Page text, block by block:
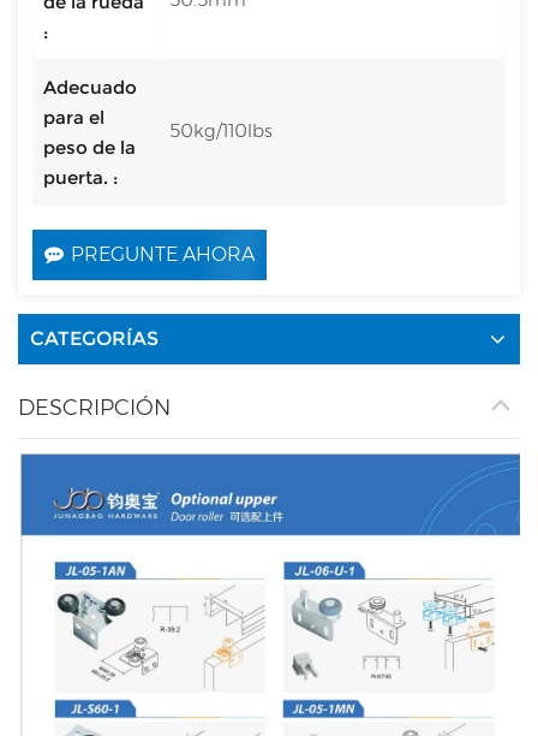
:
Adecuado
para el
peso de la
puerta. :
50kg/110lbs
PREGUNTE AHORA
CATEGORÍAS
DESCRIPCIÓN